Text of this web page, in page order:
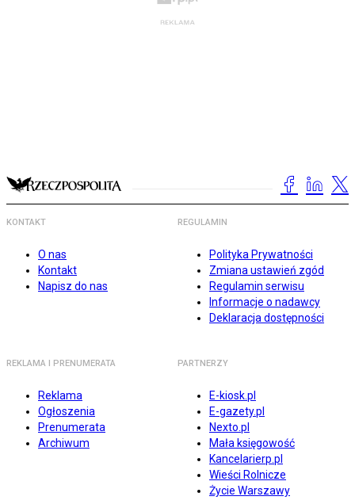
KONTAKT
O nas
Kontakt
Napisz do nas
REGULAMIN
Polityka Prywatności
Zmiana ustawień zgód
Regulamin serwisu
Informacje o nadawcy
Deklaracja dostępności
REKLAMA I PRENUMERATA
Reklama
Ogłoszenia
Prenumerata
Archiwum
PARTNERZY
E-kiosk.pl
E-gazety.pl
Nexto.pl
Mała księgowość
Kancelarierp.pl
Wieści Rolnicze
Życie Warszawy